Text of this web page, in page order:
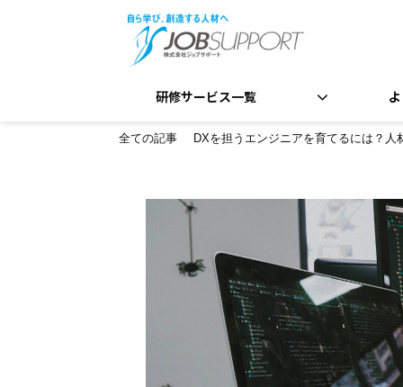
研修サービス一覧
全ての記事 DXを担うエンジニアを育てるには？人